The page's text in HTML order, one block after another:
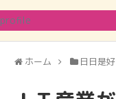
profile
ホーム 日日是